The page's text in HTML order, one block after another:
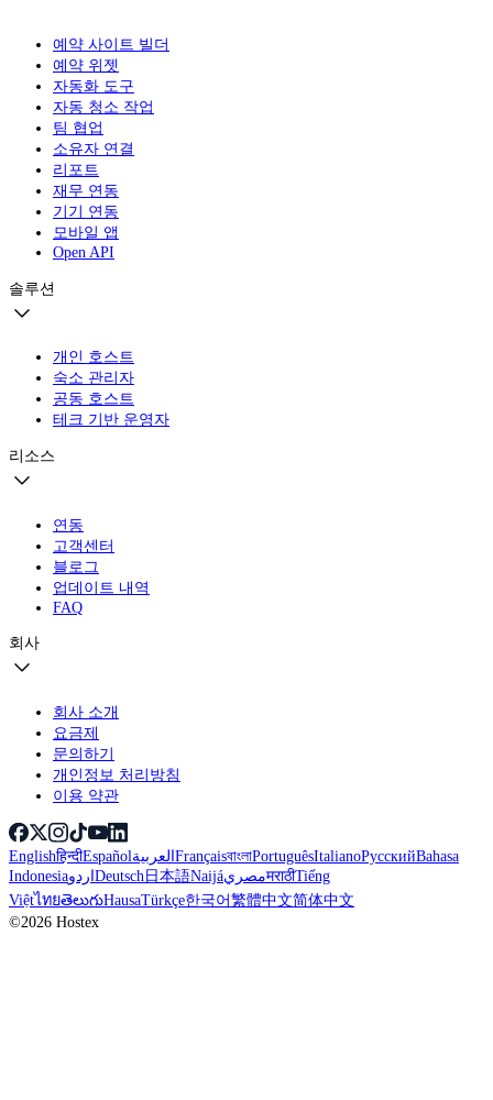
예약 사이트 빌더
예약 위젯
자동화 도구
자동 청소 작업
팀 협업
소유자 연결
리포트
재무 연동
기기 연동
모바일 앱
Open API
솔루션
개인 호스트
숙소 관리자
공동 호스트
테크 기반 운영자
리소스
연동
고객센터
블로그
업데이트 내역
FAQ
회사
회사 소개
요금제
문의하기
개인정보 처리방침
이용 약관
Englishहिन्दीEspañolالعربيةFrançaisবাংলাPortuguêsItalianoРусскийBahasa
IndonesiaاردوDeutsch日本語NaijáمصريमराठीTiếng
ViệtไทยతెలుగుHausaTürkçe한국어繁體中文简体中文
©2026 Hostex